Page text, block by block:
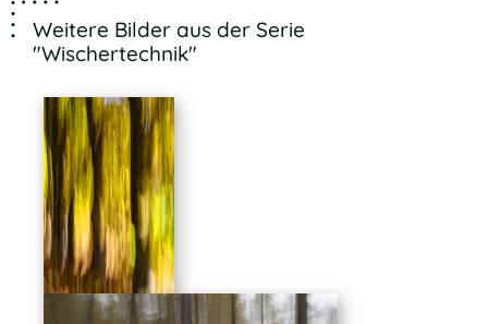
Weitere Bilder aus der Serie
"Wischertechnik"